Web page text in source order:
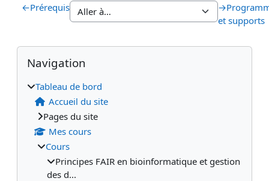
←Prérequis →
et supports
Blocs
Blocs supplémentaires
Passer Navigation
Navigation
Tableau de bord
Accueil du site
Pages du site
Mes cours
Cours
Principes FAIR en bioinformatique et gestion
des d...